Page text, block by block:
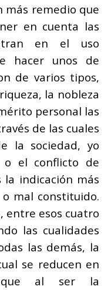
más remedio que
en cuenta las
en el uso
hacer unos de
de varios tipos,
la nobleza
personal las
de las cuales
la sociedad, yo
o el conflicto de
la indicación más
mal constituido.
entre esos cuatro
las cualidades
las demás, la
se reducen en
que al ser la